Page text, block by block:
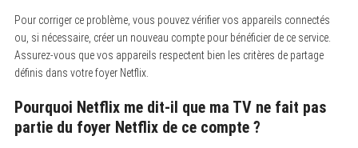
Pour corriger ce problème, vous pouvez vérifier vos appareils connectés
ou, si nécessaire, créer un nouveau compte pour bénéficier de ce service.
Assurez-vous que vos appareils respectent bien les critères de partage
définis dans votre foyer Netflix.
Pourquoi Netflix me dit-il que ma TV ne fait pas
partie du foyer Netflix de ce compte ?